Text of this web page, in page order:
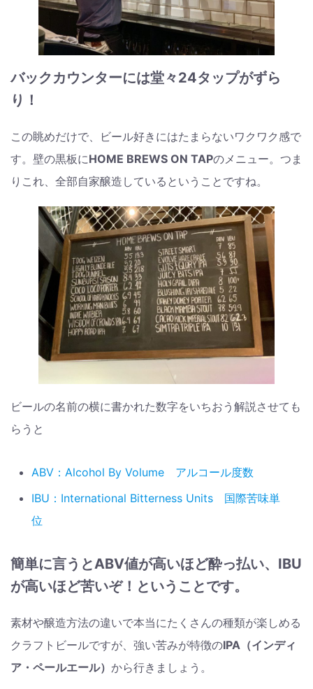
バックカウンターには堂々24タップがずら
り！
この眺めだけで、ビール好きにはたまらないワクワク感で
す。壁の黒板にHOME BREWS ON TAPのメニュー。つま
りこれ、全部自家醸造しているということですね。
ビールの名前の横に書かれた数字をいちおう解説させても
らうと
ABV：Alcohol By Volume アルコール度数
IBU：International Bitterness Units 国際苦味単
位
簡単に言うとABV値が高いほど酔っ払い、IBU
が高いほど苦いぞ！ということです。
素材や醸造方法の違いで本当にたくさんの種類が楽しめる
クラフトビールですが、強い苦みが特徴のIPA（インディ
ア・ペールエール） から行きましょう。